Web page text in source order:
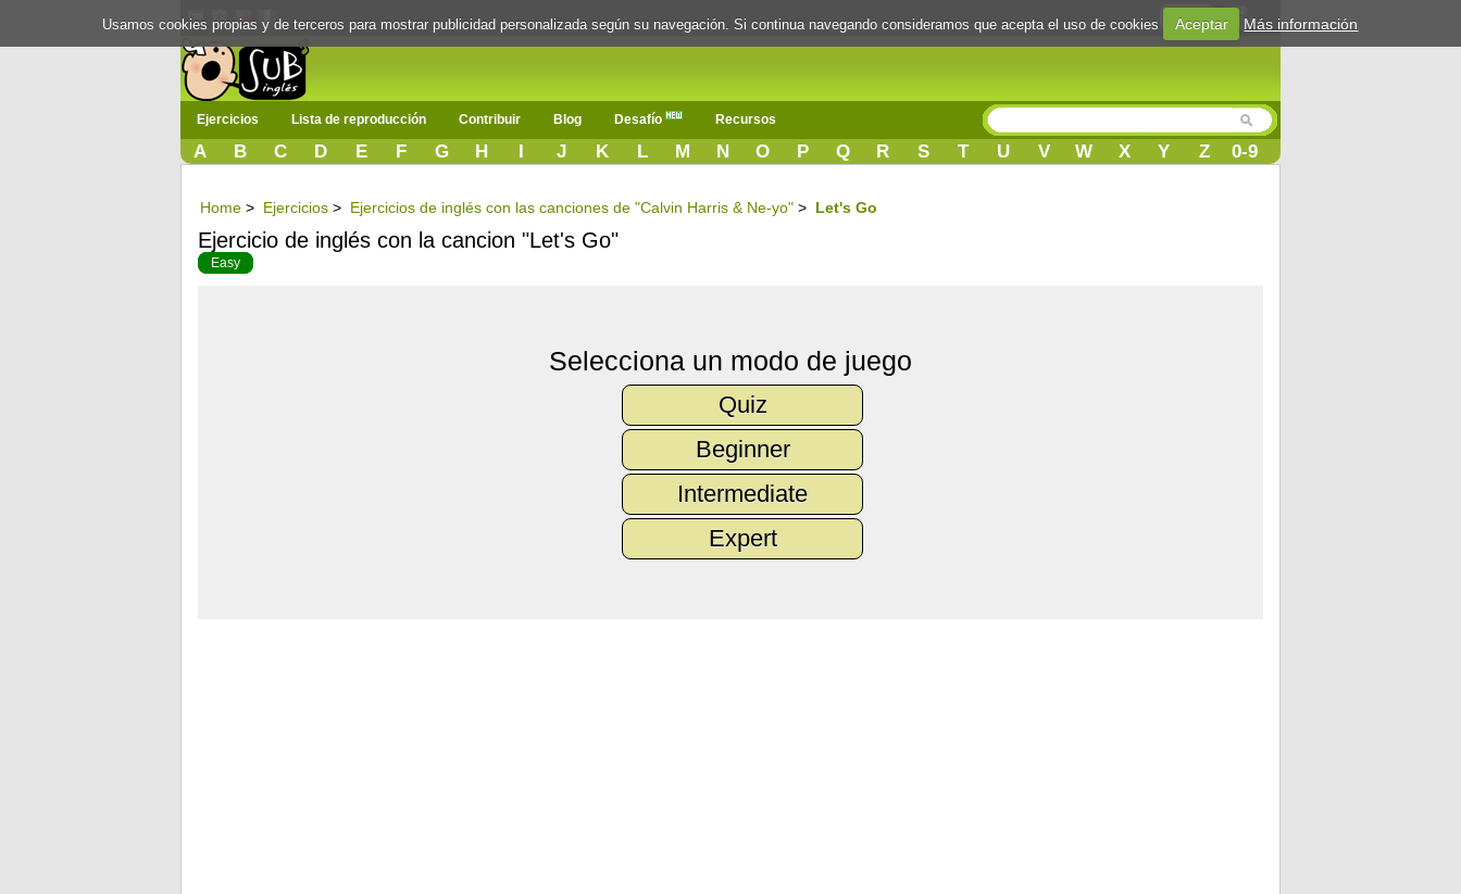
Login
Ejercicios Lista de reproducción Contribuir Blog Desafío Recursos
A B C D E F G H I J K L M N O P Q R S T U V W X Y Z 0-9
Home > Ejercicios > Ejercicios de inglés con las canciones de "Calvin Harris & Ne-yo" > Let's Go
Ejercicio de inglés con la cancion "Let's Go"
Easy
Selecciona un modo de juego
Quiz
Beginner
Intermediate
Expert
Usamos cookies propias y de terceros para mostrar publicidad personalizada según su navegación. Si continua navegando consideramos que acepta el uso de cookies Aceptar Más información